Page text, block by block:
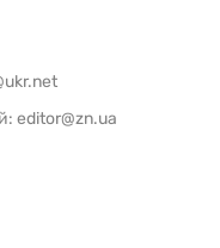
editor@zn.ua